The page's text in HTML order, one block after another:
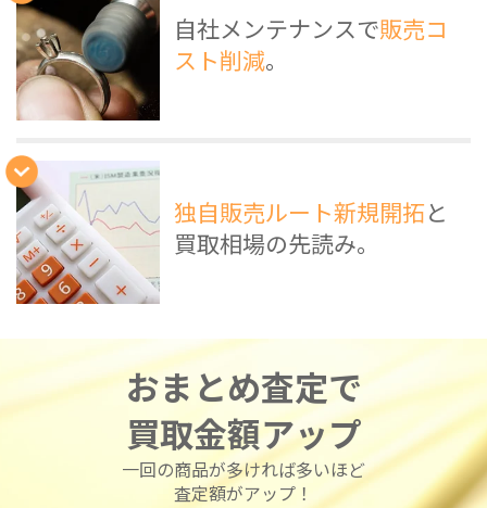
自社メンテナンスで販売コ
スト削減。
独自販売ルート新規開拓と
買取相場の先読み。
おまとめ査定で
買取金額アップ
一回の商品が多ければ多いほど
査定額がアップ！